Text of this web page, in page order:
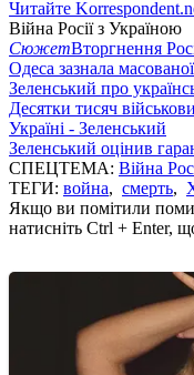
Читайте
Війна Росії з Україною
СюжетВторгнення
Одеса зазнала
Зеленський про
Десятки тисяч
Україні - Зеленський
Зеленський оцінив
СПЕЦТЕМА: Війна
ТЕГИ: война, смерть,
Якщо ви помітили
натисніть Ctrl + Enter,